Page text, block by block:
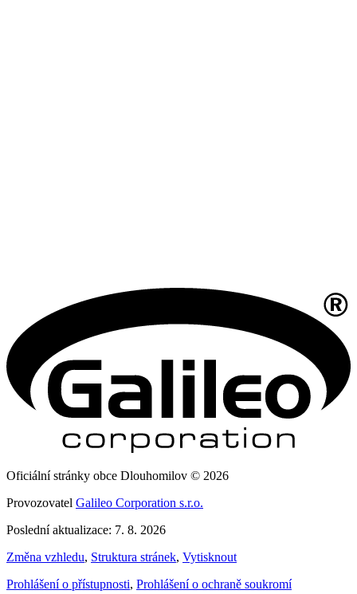
Oficiální stránky obce Dlouhomilov © 2026
Provozovatel Galileo Corporation s.r.o.
Poslední aktualizace: 7. 8. 2026
Změna vzhledu, Struktura stránek, Vytisknout
Prohlášení o přístupnosti, Prohlášení o ochraně soukromí